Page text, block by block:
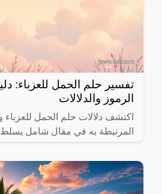
تفسير حلم الحمل للعزباء:
الرموز والدلالات
اكتشف دلالات حلم الحمل
المرتبطة به في مقال شامل